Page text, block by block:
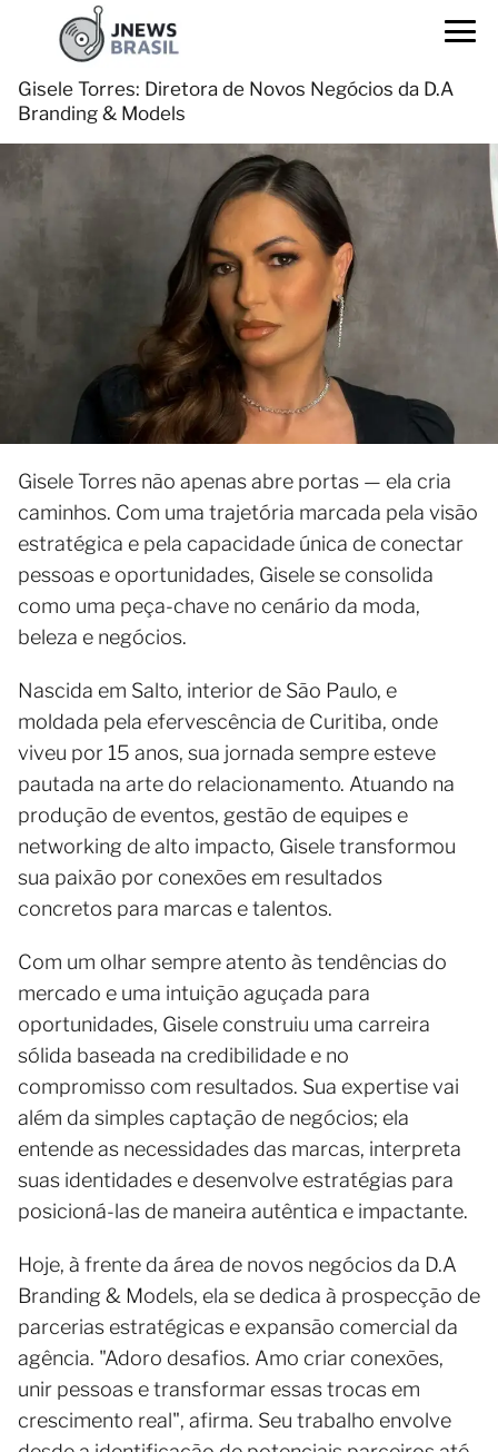
Gisele Torres: Diretora de Novos Negócios da D.A
Branding & Models
Gisele Torres não apenas abre portas — ela cria
caminhos. Com uma trajetória marcada pela visão
estratégica e pela capacidade única de conectar
pessoas e oportunidades, Gisele se consolida
como uma peça-chave no cenário da moda,
beleza e negócios.
Nascida em Salto, interior de São Paulo, e
moldada pela efervescência de Curitiba, onde
viveu por 15 anos, sua jornada sempre esteve
pautada na arte do relacionamento. Atuando na
produção de eventos, gestão de equipes e
networking de alto impacto, Gisele transformou
sua paixão por conexões em resultados
concretos para marcas e talentos.
Com um olhar sempre atento às tendências do
mercado e uma intuição aguçada para
oportunidades, Gisele construiu uma carreira
sólida baseada na credibilidade e no
compromisso com resultados. Sua expertise vai
além da simples captação de negócios; ela
entende as necessidades das marcas, interpreta
suas identidades e desenvolve estratégias para
posicioná-las de maneira autêntica e impactante.
Hoje, à frente da área de novos negócios da D.A
Branding & Models, ela se dedica à prospecção de
parcerias estratégicas e expansão comercial da
agência. "Adoro desafios. Amo criar conexões,
unir pessoas e transformar essas trocas em
crescimento real", afirma. Seu trabalho envolve